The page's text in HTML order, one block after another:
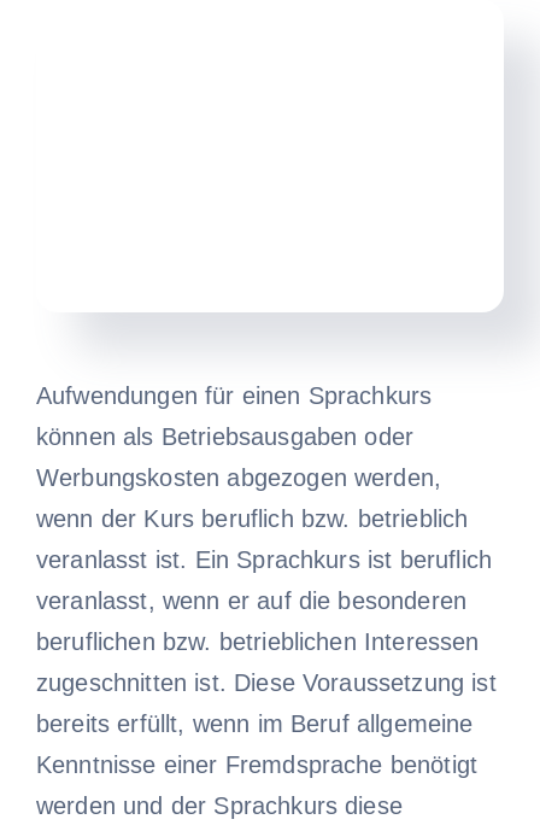
Aufwendungen für einen Sprachkurs
können als Betriebsausgaben oder
Werbungskosten abgezogen werden,
wenn der Kurs beruflich bzw. betrieblich
veranlasst ist. Ein Sprachkurs ist beruflich
veranlasst, wenn er auf die besonderen
beruflichen bzw. betrieblichen Interessen
zugeschnitten ist. Diese Voraussetzung ist
bereits erfüllt, wenn im Beruf allgemeine
Kenntnisse einer Fremdsprache benötigt
werden und der Sprachkurs diese